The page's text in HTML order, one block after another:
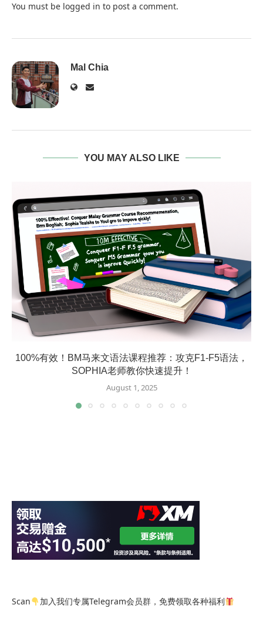
You must be logged in to post a comment.
Mal Chia
YOU MAY ALSO LIKE
100%有效！BM马来文语法课程推荐：攻克F1-F5语法，
SOPHIA老师教你快速提升！
August 1, 2025
Scan 加入我们专属Telegram会员群，免费领取各种福利